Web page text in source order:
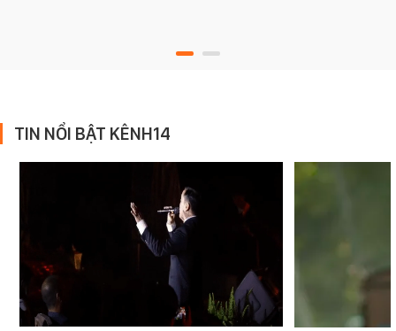
TIN NỔI BẬT KÊNH14